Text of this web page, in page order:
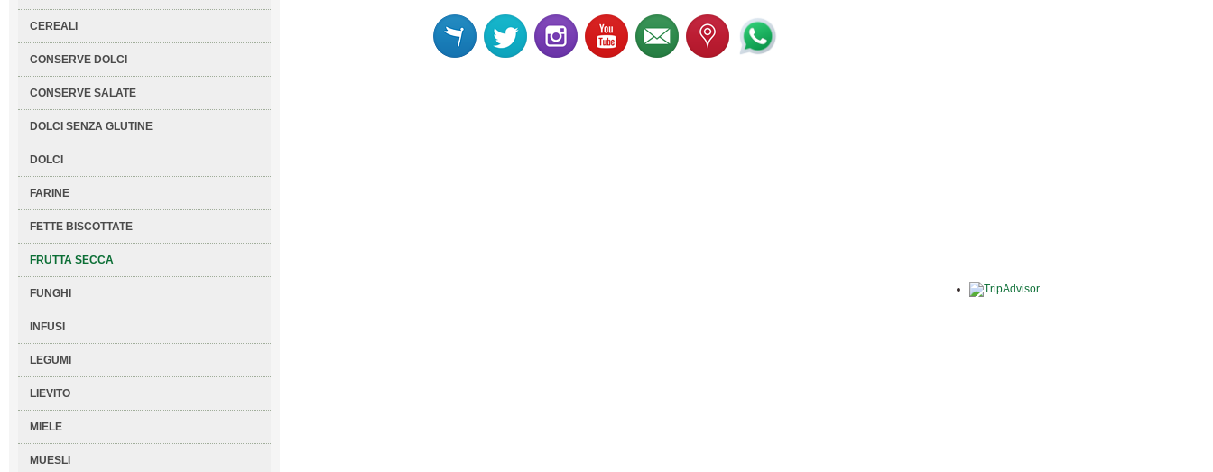
CEREALI
CONSERVE DOLCI
CONSERVE SALATE
DOLCI SENZA GLUTINE
DOLCI
FARINE
FETTE BISCOTTATE
FRUTTA SECCA
FUNGHI
INFUSI
LEGUMI
LIEVITO
MIELE
MUESLI